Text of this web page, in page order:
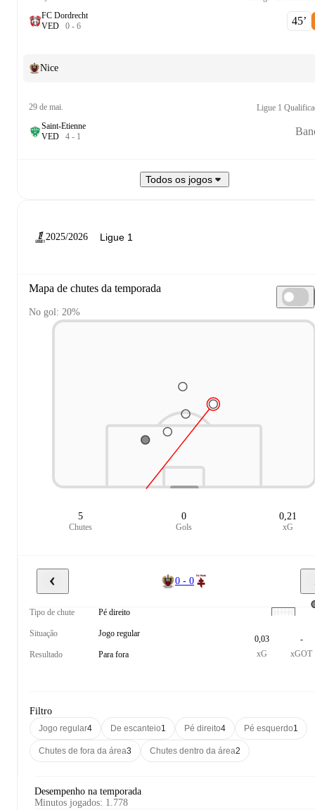
FC Dordrecht
VED 0 - 6 45‎’‎
Nice
29 de mai.
Ligue 1
Saint-Etienne
VED 4 - 1
Todos os jogos
2025/2026
Mapa de chutes da temporada
No gol: 20%
5
Chutes
0
Gols
0,21
xG
0 - 0
Tipo de chute Pé direito
Situação Jogo regular
Resultado Para fora
0,03
xG
-
xGOT
Filtro
Jogo regular4 De escanteio1 Pé direito4 Pé esquerdo1
Chutes de fora da área3 Chutes dentro da área2
Desempenho na temporada
Minutos jogados: 1.778